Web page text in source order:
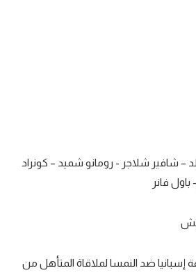
– شافير شلاجر - رومانو شميد – كونراد
فانر
إسبانيا ضد النمسا لملاقاة المتأهل من